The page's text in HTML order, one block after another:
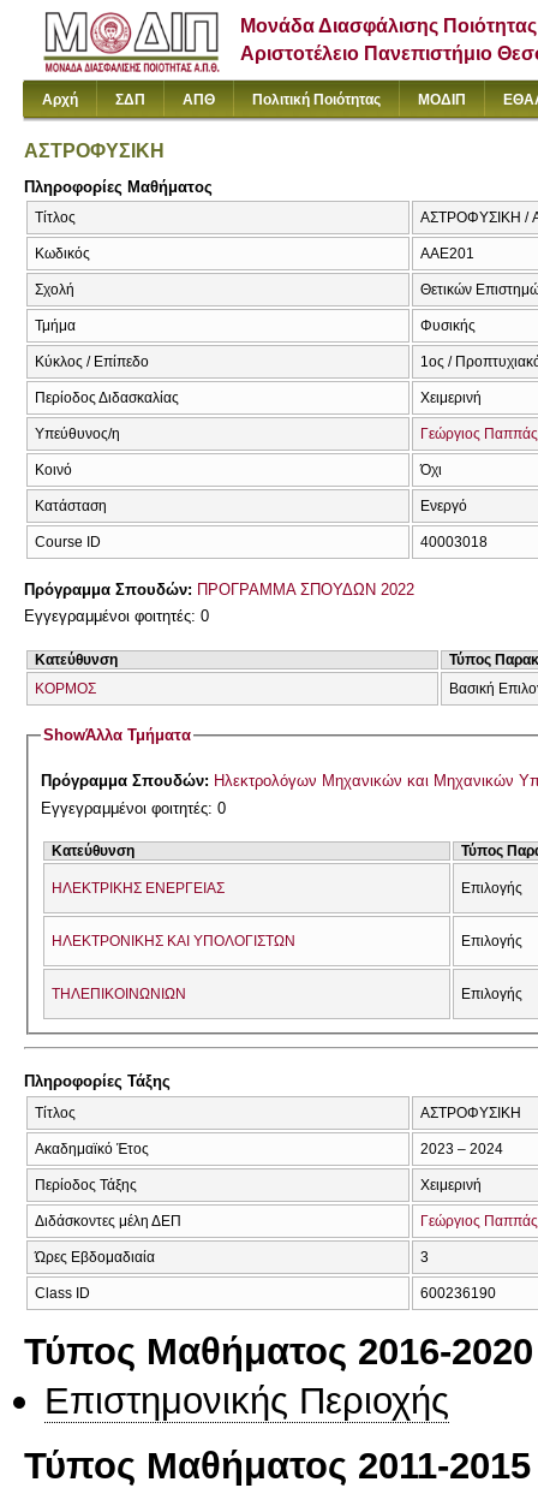
Μονάδα Διασφάλισης Ποιότητας
Αριστοτέλειο Πανεπιστήμιο
Αρχή ΣΔΠ ΑΠΘ Πολιτική Ποιότητας ΜΟΔΙΠ
ΑΣΤΡΟΦΥΣΙΚΗ
Πληροφορίες Μαθήματος
Τίτλος ΑΣΤΡΟΦΥΣΙΚΗ /
Κωδικός ΑΑΕ201
Σχολή Θετικών
Τμήμα Φυσικής
Κύκλος / Επίπεδο 1ος /
Περίοδος Διδασκαλίας Χειμερινή
Υπεύθυνος/η Γεώργιος Παππάς
Κοινό Όχι
Κατάσταση Ενεργό
Course ID 40003018
Πρόγραμμα Σπουδών: ΠΡΟΓΡΑΜΜΑ ΣΠΟΥΔΩΝ 2022
Εγγεγραμμένοι φοιτητές: 0
Κατεύθυνση
Τύπος
ΚΟΡΜΟΣ
Βασική
ShowΆλλα Τμήματα
Πρόγραμμα Σπουδών: Ηλεκτρολόγων Μηχανικών και Μηχανικών
Εγγεγραμμένοι φοιτητές: 0
Κατεύθυνση Τύπος
ΗΛΕΚΤΡΙΚΗΣ ΕΝΕΡΓΕΙΑΣ Επιλογής
ΗΛΕΚΤΡΟΝΙΚΗΣ ΚΑΙ ΥΠΟΛΟΓΙΣΤΩΝ Επιλογής
ΤΗΛΕΠΙΚΟΙΝΩΝΙΩΝ Επιλογής
Πληροφορίες Τάξης
Τίτλος ΑΣΤΡΟΦΥΣΙΚΗ
Ακαδημαϊκό Έτος 2023 – 2024
Περίοδος Τάξης Χειμερινή
Διδάσκοντες μέλη ΔΕΠ Γεώργιος Παππάς
Ώρες Εβδομαδιαία 3
Class ID 600236190
Τύπος Μαθήματος 2016-2020
Επιστημονικής Περιοχής
Τύπος Μαθήματος 2011-2015